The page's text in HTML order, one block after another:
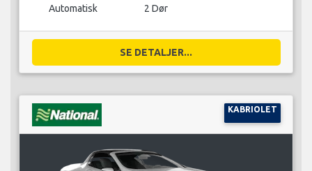
Automatisk 2 Dør
SE DETALJER...
KABRIOLET